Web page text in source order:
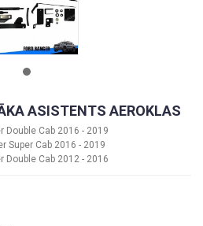
ASISTENTS AEROKLAS
Double Cab 2016 - 2019
Super Cab 2016 - 2019
Double Cab 2012 - 2016